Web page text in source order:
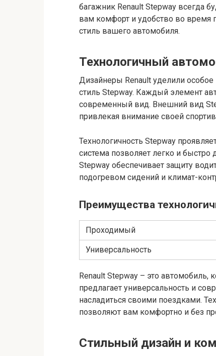
багажник Renault Stepway всегда
вам комфорт и удобство во время
стиль вашего автомобиля.
Технологичный
Дизайнеры Renault уделили
стиль Stepway. Каждый элемент
современный вид. Внешний вид
привлекая внимание своей
Технологичность Stepway
система позволяет легко и быстро
Stepway обеспечивает защиту
подогревом сидений и климат-
Преимущества
Проходимый
Универсальность
Renault Stepway – это автомобиль,
предлагает универсальность и
насладиться своими поездками.
позволяют вам комфортно и без
Стильный дизайн и